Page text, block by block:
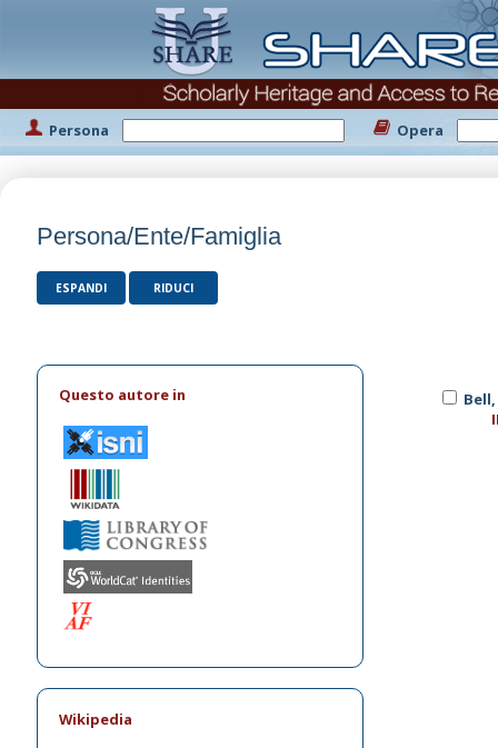
Persona Opera
Persona/Ente/Famiglia
ESPANDI RIDUCI
Questo autore in
Wikipedia